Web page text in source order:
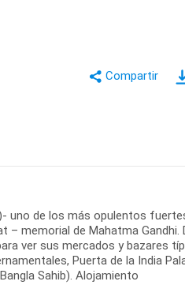
uno de los más opulentos
– memorial de Mahatma Gandhi.
ver sus mercados y bazares
Puerta de la India
Sahib). Alojamiento